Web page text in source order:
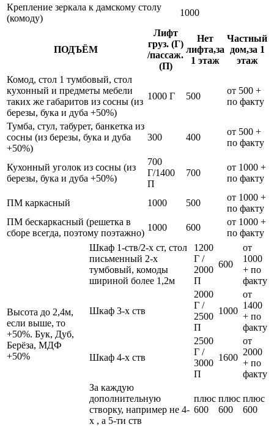
Крепление зеркала к дамскому столу
(комоду)
1000
ПОДЪЁМ
Лифт
груз. (Г)
/пассаж.
(П)
Нет
лифта,за
1 этаж
Частный
дом,за 1
этаж
Комод, стол 1 тумбовый, стол
кухонный и предметы мебели
таких же габаритов из сосны (из
березы, бука и дуба +50%)
1000 Г 500
от 500 +
по факту
Тумба, стул, табурет, банкетка из
сосны (из березы, бука и дуба
+50%)
300 400
от 500 +
по факту
Кухонный уголок из сосны (из
березы, бука и дуба +50%)
700
Г/1400
П
700
от 1000 +
по факту
ПМ каркасный 1000 500
от 1000 +
по факту
ПМ бескаркасный (решетка в
сборе всегда, поэтому поэтажно)
1000 600
от 1000 +
по факту
Высота до 2,4м,
если выше, то
+50%. Бук, Дуб,
Берёза, МДФ
+50%
Шкаф 1-ств/2-х ст, стол
письменный 2-х
тумбовый, комоды
шириной более 1,2м
1200
Г /
2000
П
600
от
1000
+ по
факту
Шкаф 3-х ств
2000
Г /
2500
П
1000
от
1400
+ по
факту
Шкаф 4-х ств
2500
Г /
3000
П
1600
от
2000
+ по
факту
За каждую
дополнительную
створку, например не 4-
х , а 5-ти ств
плюс
600
плюс
600
плюс
600